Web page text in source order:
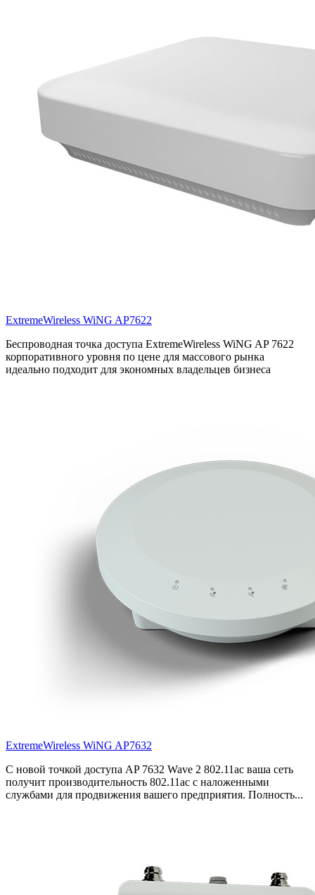
ExtremeWireless WiNG AP7622
Беспроводная точка доступа ExtremeWireless WiNG AP 7622
корпоративного уровня по цене для массового рынка
идеально подходит для экономных владельцев бизнеса
ExtremeWireless WiNG AP7632
С новой точкой доступа AP 7632 Wave 2 802.11ac ваша сеть
получит производительность 802.11ac с наложенными
службами для продвижения вашего предприятия. Полность...